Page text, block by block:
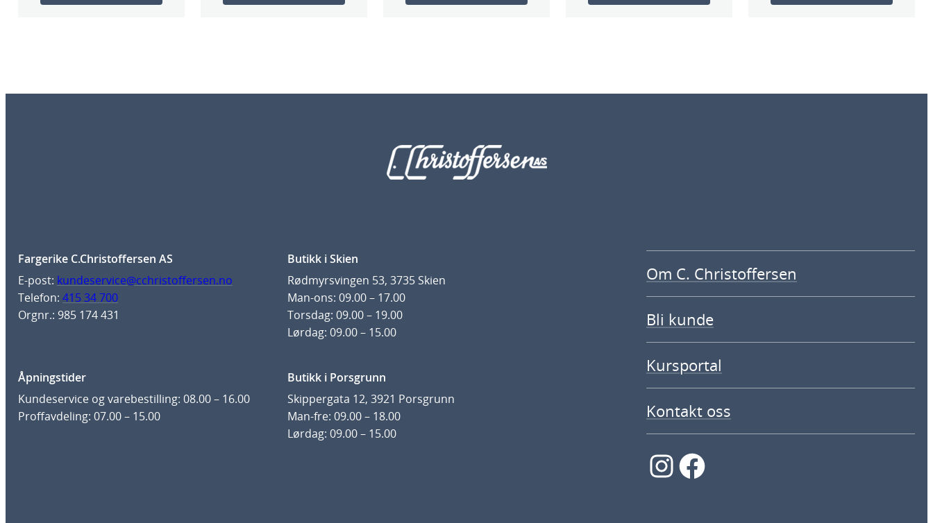
Fargerike C.Christoffersen AS
E-post: kundeservice@cchristoffersen.no
Telefon: 415 34 700
Orgnr.: 985 174 431
Butikk i Skien
Rødmyrsvingen 53, 3735 Skien
Man-ons: 09.00 – 17.00
Torsdag: 09.00 – 19.00
Lørdag: 09.00 – 15.00
Åpningstider
Kundeservice og varebestilling: 08.00 – 16.00
Proffavdeling: 07.00 – 15.00
Butikk i Porsgrunn
Skippergata 12, 3921 Porsgrunn
Man-fre: 09.00 – 18.00
Lørdag: 09.00 – 15.00
Om C. Christoffersen
Bli kunde
Kursportal
Kontakt oss
InstagramFacebook